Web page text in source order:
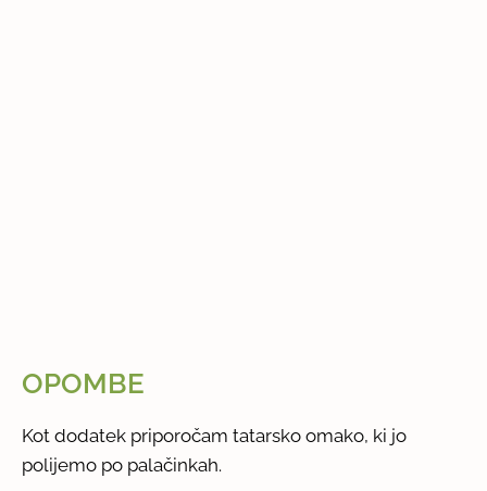
OPOMBE
Kot dodatek priporočam tatarsko omako, ki jo
polijemo po palačinkah.